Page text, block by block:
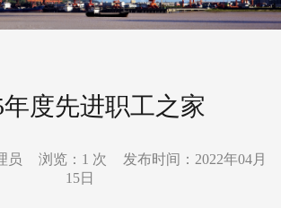
年度先进职工之家
员 浏览： 1 次
发布时间：2022年04月
15日